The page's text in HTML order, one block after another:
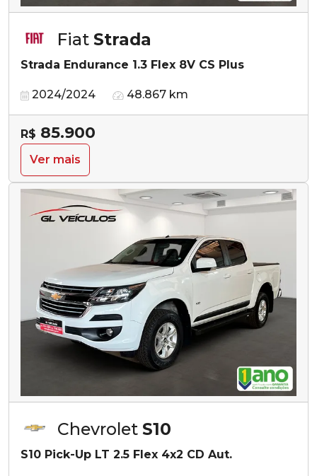
Fiat Strada
Strada Endurance 1.3 Flex 8V CS Plus
2024/2024 48.867 km
R$ 85.900
Ver mais
Chevrolet S10
S10 Pick-Up LT 2.5 Flex 4x2 CD Aut.